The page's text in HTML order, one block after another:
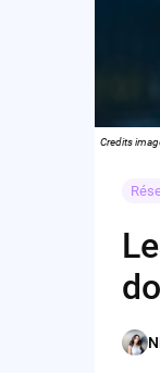
Credits